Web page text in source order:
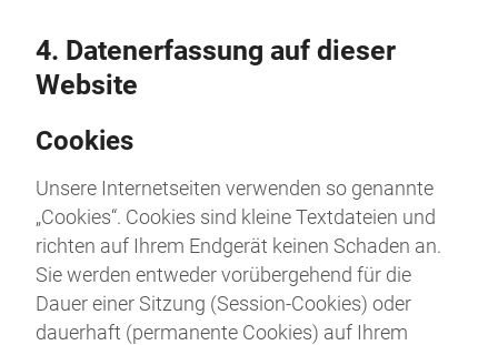
4. Datenerfassung auf dieser
Website
Cookies
Unsere Internetseiten verwenden so genannte
„Cookies“. Cookies sind kleine Textdateien und
richten auf Ihrem Endgerät keinen Schaden an.
Sie werden entweder vorübergehend für die
Dauer einer Sitzung (Session-Cookies) oder
dauerhaft (permanente Cookies) auf Ihrem